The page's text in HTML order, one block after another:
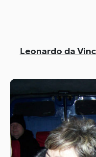
Leonardo da